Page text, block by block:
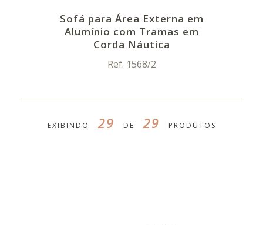
Sofá para Área Externa em
Alumínio com Tramas em
Corda Náutica
Ref. 1568/2
EXIBINDO 29 DE 29 PRODUTOS